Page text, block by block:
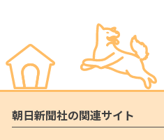
朝日新聞社の関連サイト